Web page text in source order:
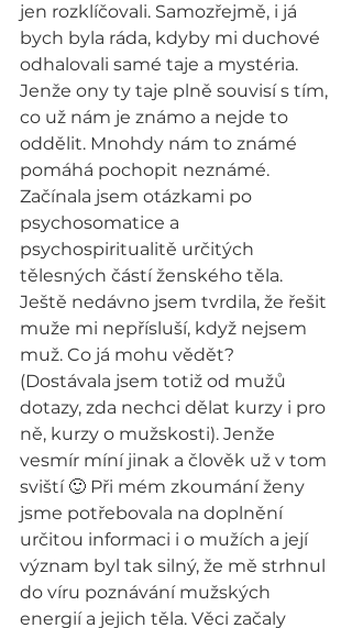
jen rozklíčovali. Samozřejmě, i já
bych byla ráda, kdyby mi duchové
odhalovali samé taje a mystéria.
Jenže ony ty taje plně souvisí s tím,
co už nám je známo a nejde to
oddělit. Mnohdy nám to známé
pomáhá pochopit neznámé.
Začínala jsem otázkami po
psychosomatice a
psychospiritualitě určitých
tělesných částí ženského těla.
Ještě nedávno jsem tvrdila, že řešit
muže mi nepřísluší, když nejsem
muž. Co já mohu vědět?
(Dostávala jsem totiž od mužů
dotazy, zda nechci dělat kurzy i pro
ně, kurzy o mužskosti). Jenže
vesmír míní jinak a člověk už v tom
sviští 🙂 Při mém zkoumání ženy
jsme potřebovala na doplnění
určitou informaci i o mužích a její
význam byl tak silný, že mě strhnul
do víru poznávání mužských
energií a jejich těla. Věci začaly